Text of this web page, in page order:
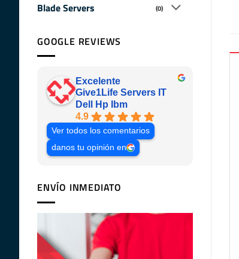
Blade Servers (0)
GOOGLE REVIEWS
Excelente
Give1Life Servers IT
Dell Hp Ibm
4.9
Ver todos los comentarios
danos tu opinión en
ENVÍO INMEDIATO